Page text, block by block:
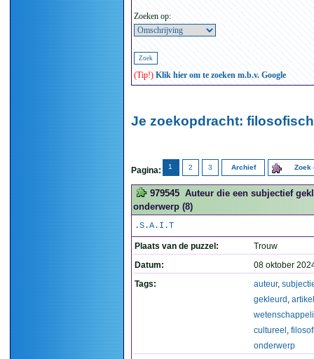
Zoeken op:
(Tip!) Klik hier om te zoeken m.b.v. Google
Je zoekopdracht:
Pagina: 1 2 3 Archief Zoek
979545 Auteur die een subjectief
onderwerp (8)
.S.A.I.T
Plaats van de puzzel:
Trouw
Datum:
08 oktober
Tags:
auteur,
gekleurd , artikel
cultureel ,
onderwerp